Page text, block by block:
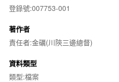
登錄號:007753-001
著作者
責任者:金礪(川陝三邊總督)
資料類型
類型:檔案